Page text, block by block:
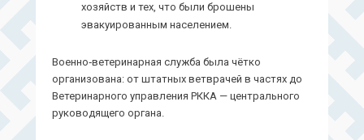
хозяйств и тех, что были брошены
эвакуированным населением.
Военно‑ветеринарная служба была чётко
организована: от штатных ветврачей в частях до
Ветеринарного управления РККА — центрального
руководящего органа.